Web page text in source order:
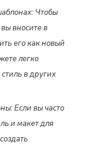
Чтобы
вносите в
его как новый
легко
в других
Если вы часто
и макет для